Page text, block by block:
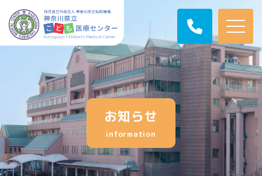
お知らせ
information